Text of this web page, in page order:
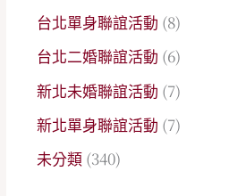
台北單身聯誼活動 (8)
台北二婚聯誼活動 (6)
新北未婚聯誼活動 (7)
新北單身聯誼活動 (7)
未分類 (340)